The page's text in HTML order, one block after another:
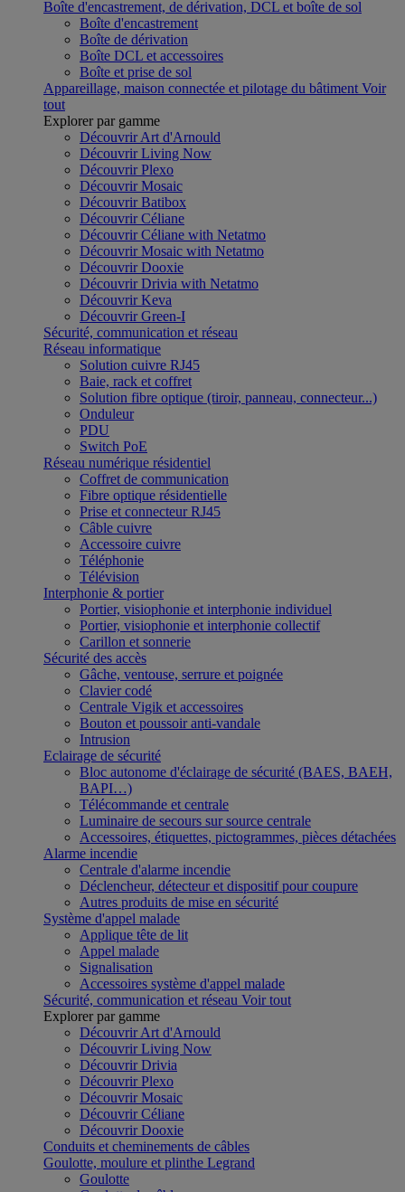
Boîte d'encastrement, de dérivation, DCL et boîte de sol
Boîte d'encastrement
Boîte de dérivation
Boîte DCL et accessoires
Boîte et prise de sol
Appareillage, maison connectée et pilotage du bâtiment Voir
tout
Explorer par gamme
Découvrir Art d'Arnould
Découvrir Living Now
Découvrir Plexo
Découvrir Mosaic
Découvrir Batibox
Découvrir Céliane
Découvrir Céliane with Netatmo
Découvrir Mosaic with Netatmo
Découvrir Dooxie
Découvrir Drivia with Netatmo
Découvrir Keva
Découvrir Green-I
Sécurité, communication et réseau
Réseau informatique
Solution cuivre RJ45
Baie, rack et coffret
Solution fibre optique (tiroir, panneau, connecteur...)
Onduleur
PDU
Switch PoE
Réseau numérique résidentiel
Coffret de communication
Fibre optique résidentielle
Prise et connecteur RJ45
Câble cuivre
Accessoire cuivre
Téléphonie
Télévision
Interphonie & portier
Portier, visiophonie et interphonie individuel
Portier, visiophonie et interphonie collectif
Carillon et sonnerie
Sécurité des accès
Gâche, ventouse, serrure et poignée
Clavier codé
Centrale Vigik et accessoires
Bouton et poussoir anti-vandale
Intrusion
Eclairage de sécurité
Bloc autonome d'éclairage de sécurité (BAES, BAEH,
BAPI…)
Télécommande et centrale
Luminaire de secours sur source centrale
Accessoires, étiquettes, pictogrammes, pièces détachées
Alarme incendie
Centrale d'alarme incendie
Déclencheur, détecteur et dispositif pour coupure
Autres produits de mise en sécurité
Système d'appel malade
Applique tête de lit
Appel malade
Signalisation
Accessoires système d'appel malade
Sécurité, communication et réseau Voir tout
Explorer par gamme
Découvrir Art d'Arnould
Découvrir Living Now
Découvrir Drivia
Découvrir Plexo
Découvrir Mosaic
Découvrir Céliane
Découvrir Dooxie
Conduits et cheminements de câbles
Goulotte, moulure et plinthe Legrand
Goulotte